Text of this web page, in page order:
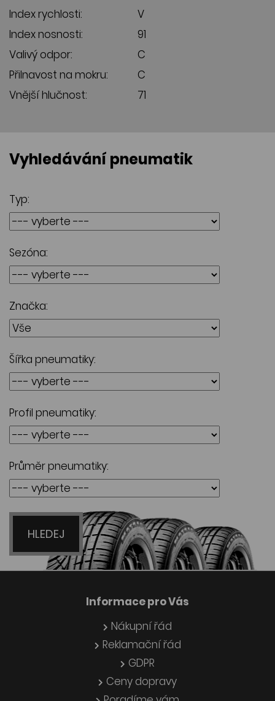
Index rychlosti:
V
Index nosnosti:
91
Valivý odpor:
C
Přilnavost na mokru:
C
Vnější hlučnost:
71
Vyhledávání pneumatik
Typ:
Sezóna:
Značka:
Šířka pneumatiky:
Profil pneumatiky:
Průměr pneumatiky:
HLEDEJ
Informace pro Vás
Nákupní řád
Reklamační řád
GDPR
Ceny dopravy